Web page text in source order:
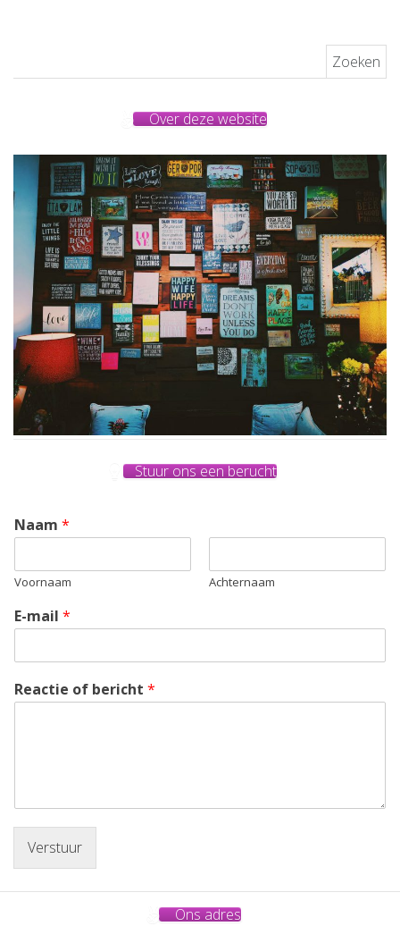
Over deze website
Stuur ons een berucht
Naam *
Voornaam Achternaam
E-mail *
Reactie of bericht *
Verstuur
Ons adres